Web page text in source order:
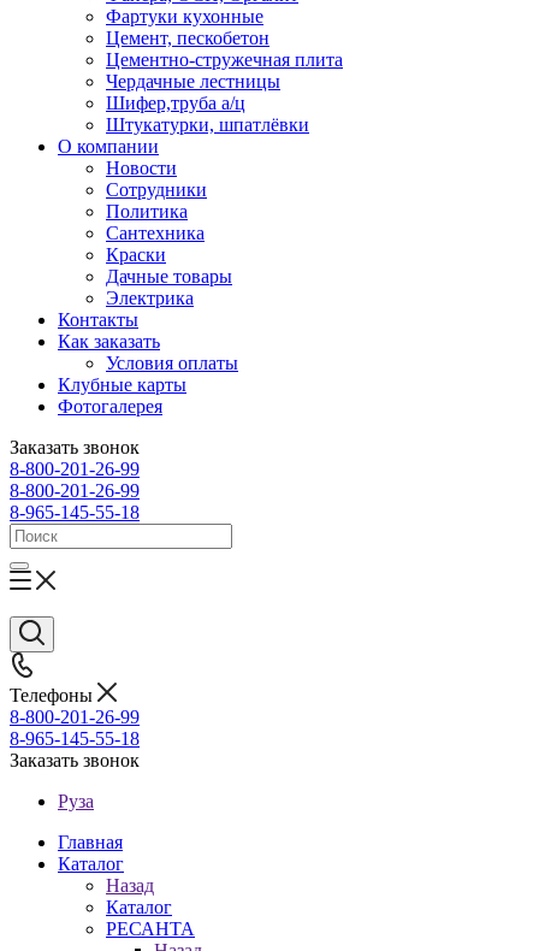
Фартуки кухонные
Цемент, пескобетон
Цементно-стружечная плита
Чердачные лестницы
Шифер,труба а/ц
Штукатурки, шпатлёвки
О компании
Новости
Сотрудники
Политика
Сантехника
Краски
Дачные товары
Электрика
Контакты
Как заказать
Условия оплаты
Клубные карты
Фотогалерея
Заказать звонок
8-800-201-26-99
8-800-201-26-99
8-965-145-55-18
Телефоны
8-800-201-26-99
8-965-145-55-18
Заказать звонок
Руза
Главная
Каталог
Назад
Каталог
РЕСАНТА